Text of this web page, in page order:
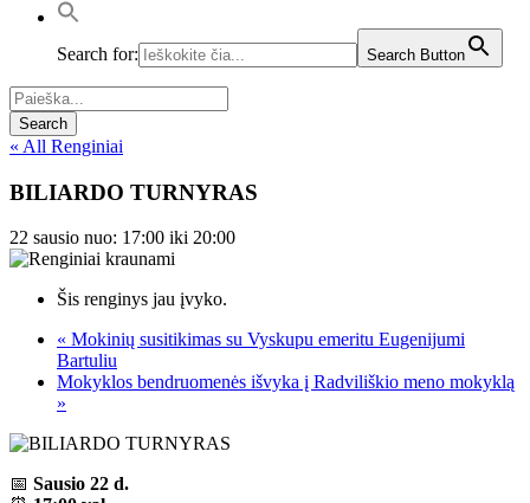
Search for: Search Button
« All Renginiai
BILIARDO TURNYRAS
22 sausio nuo: 17:00 iki 20:00
Šis renginys jau įvyko.
« Mokinių susitikimas su Vyskupu emeritu Eugenijumi
Bartuliu
Mokyklos bendruomenės išvyka į Radviliškio meno mokyklą
»
📅 Sausio 22 d.